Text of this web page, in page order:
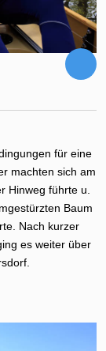
für eine
machten sich am
Hinweg führte u.
Baum
Nach kurzer
es weiter über